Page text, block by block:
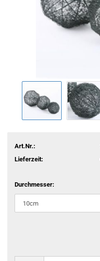
Art.Nr.:
Lieferzeit:
Durchmesser: